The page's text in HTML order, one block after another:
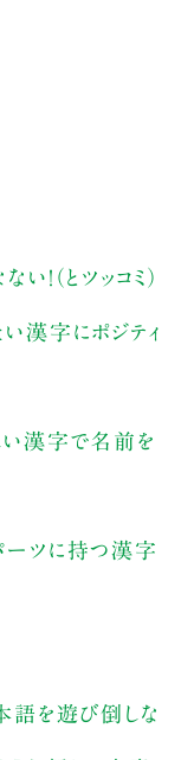
！（とツッコミ）
漢字にポジティ
い漢字で名前を
ーツに持つ漢字
語を遊び倒しな